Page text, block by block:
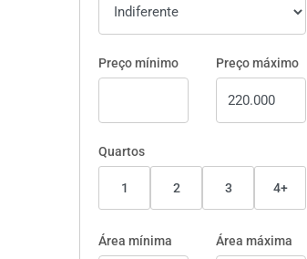
Preço mínimo Preço máximo
Quartos
1 2 3 4+
Área mínima Área máxima